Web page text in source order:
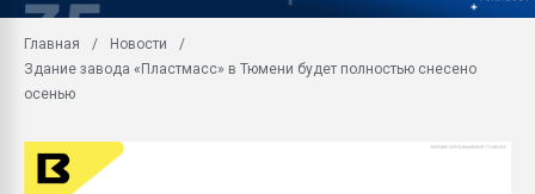
Главная
Новости
Здание завода «Пластмасс» в Тюмени будет полностью снесено
осенью